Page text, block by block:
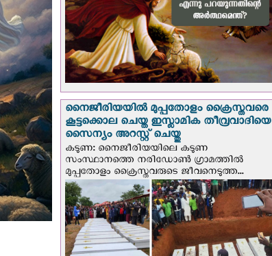
നൈജീരിയയില്‍ മുപ്പതോളം ക്രൈസ്തവരെ
കൂട്ടക്കൊല ചെയ്ത ഇസ്ലാമിക തീവ്രവാദിയെ
സൈന്യം അറസ്റ്റ് ചെയ്തു
കടുണ: നൈജീരിയയിലെ കടുണ
സംസ്ഥാനത്തെ നരിഡോൺ ഗ്രാമത്തിൽ
മുപ്പതോളം ക്രൈസ്തവരുടെ ജീവനെടുത്ത...